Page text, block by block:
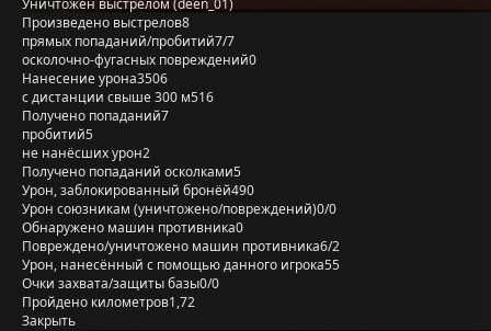
Уничтожен выстрелом (deen_01)
Произведено выстрелов8
прямых попаданий/пробитий7/7
осколочно-фугасных повреждений0
Нанесение урона3506
с дистанции свыше 300 м516
Получено попаданий7
пробитий5
не нанёсших урон2
Получено попаданий осколками5
Урон, заблокированный бронёй490
Урон союзникам (уничтожено/повреждений)0/0
Обнаружено машин противника0
Повреждено/уничтожено машин противника6/2
Урон, нанесённый с помощью данного игрока55
Очки захвата/защиты базы0/0
Пройдено километров1,72
Закрыть